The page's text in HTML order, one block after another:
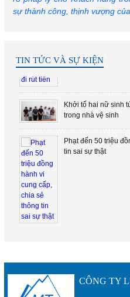
sự thành công, thịnh vượng
TIN TỨC VÀ SỰ KIỆN
Khởi tố hai nữ sinh
trong nhà vệ sinh
Phạt đến 50 triệu
tin sai sự thật
bị cáo
1 cựu công chứng
CÔNG TY